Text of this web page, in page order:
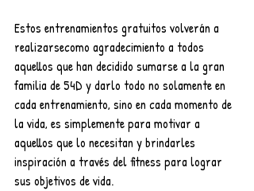
Estos entrenamientos gratuitos volverán a
realizarsecomo agradecimiento a todos
aquellos que han decidido sumarse a la gran
familia de 54D y darlo todo no solamente en
cada entrenamiento, sino en cada momento de
la vida, es simplemente para motivar a
aquellos que lo necesitan y brindarles
inspiración a través del fitness para lograr
sus objetivos de vida.